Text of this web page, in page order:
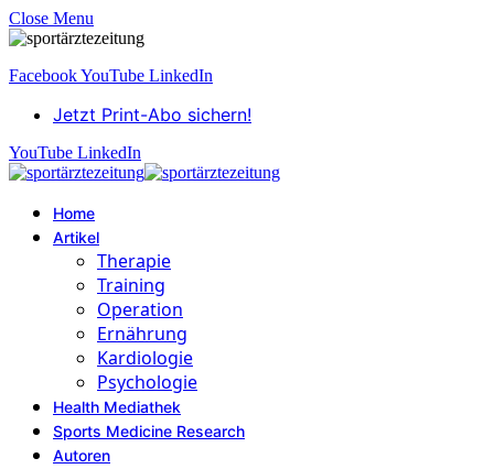
Close Menu
FacebookYouTube LinkedIn
Jetzt Print-Abo sichern!
YouTube LinkedIn
Home
Artikel
Therapie
Training
Operation
Ernährung
Kardiologie
Psychologie
Health Mediathek
Sports Medicine Research
Autoren